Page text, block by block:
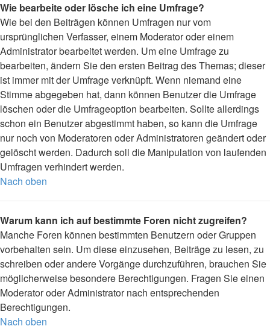
Wie bearbeite oder lösche ich eine Umfrage?
Wie bei den Beiträgen können Umfragen nur vom
ursprünglichen Verfasser, einem Moderator oder einem
Administrator bearbeitet werden. Um eine Umfrage zu
bearbeiten, ändern Sie den ersten Beitrag des Themas; dieser
ist immer mit der Umfrage verknüpft. Wenn niemand eine
Stimme abgegeben hat, dann können Benutzer die Umfrage
löschen oder die Umfrageoption bearbeiten. Sollte allerdings
schon ein Benutzer abgestimmt haben, so kann die Umfrage
nur noch von Moderatoren oder Administratoren geändert oder
gelöscht werden. Dadurch soll die Manipulation von laufenden
Umfragen verhindert werden.
Nach oben
Warum kann ich auf bestimmte Foren nicht zugreifen?
Manche Foren können bestimmten Benutzern oder Gruppen
vorbehalten sein. Um diese einzusehen, Beiträge zu lesen, zu
schreiben oder andere Vorgänge durchzuführen, brauchen Sie
möglicherweise besondere Berechtigungen. Fragen Sie einen
Moderator oder Administrator nach entsprechenden
Berechtigungen.
Nach oben